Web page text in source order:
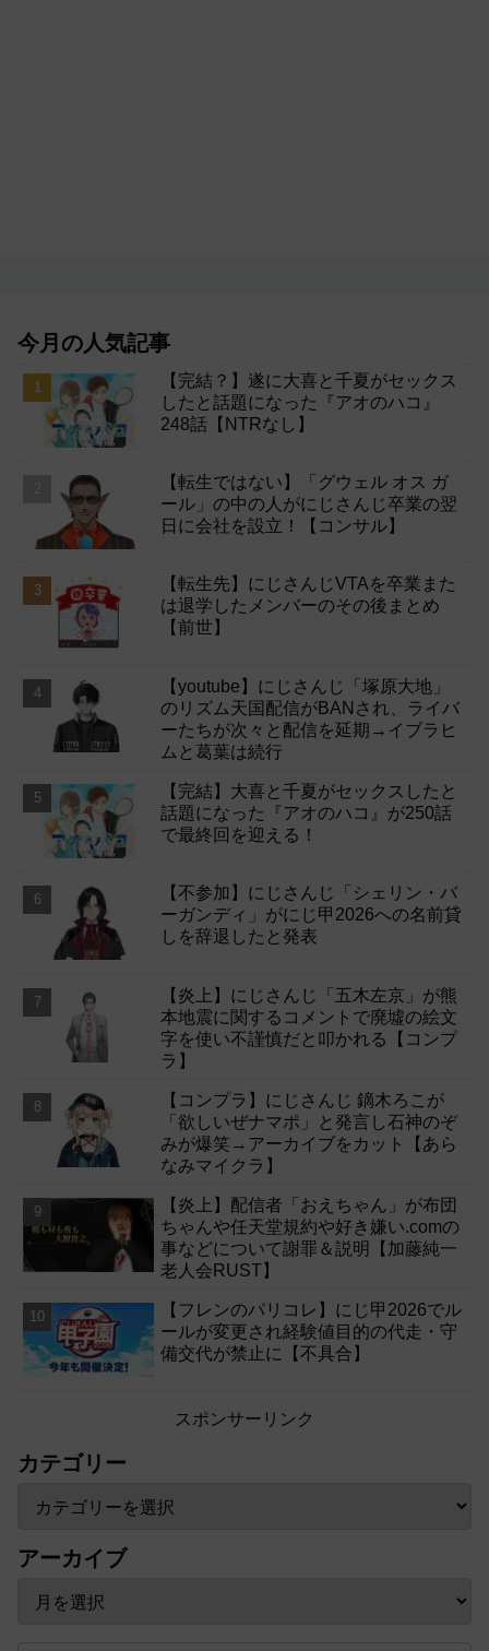
今月の人気記事
【完結？】遂に大喜と千夏がセックス
したと話題になった『アオのハコ』
248話【NTRなし】
【転生ではない】「グウェル オス ガ
ール」の中の人がにじさんじ卒業の翌
日に会社を設立！【コンサル】
【転生先】にじさんじVTAを卒業また
は退学したメンバーのその後まとめ
【前世】
【youtube】にじさんじ「塚原大地」
のリズム天国配信がBANされ、ライバ
ーたちが次々と配信を延期→イブラヒ
ムと葛葉は続行
【完結】大喜と千夏がセックスしたと
話題になった『アオのハコ』が250話
で最終回を迎える！
【不参加】にじさんじ「シェリン・バ
ーガンディ」がにじ甲2026への名前貸
しを辞退したと発表
【炎上】にじさんじ「五木左京」が熊
本地震に関するコメントで廃墟の絵文
字を使い不謹慎だと叩かれる【コンプ
ラ】
【コンプラ】にじさんじ 鏑木ろこが
「欲しいぜナマポ」と発言し石神のぞ
みが爆笑→アーカイブをカット【あら
なみマイクラ】
【炎上】配信者「おえちゃん」が布団
ちゃんや任天堂規約や好き嫌い.comの
事などについて謝罪＆説明【加藤純一
老人会RUST】
【フレンのパリコレ】にじ甲2026でル
ールが変更され経験値目的の代走・守
備交代が禁止に【不具合】
スポンサーリンク
カテゴリー
アーカイブ